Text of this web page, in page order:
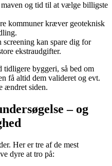
og tid til at vælge billigste
kommuner kræver geoteknisk
screening kan spare dig for
ekstraudgifter.
tidligere byggeri, så bed om
få altid dem valideret og evt.
ændret siden.
– og
Her er tre af de mest
dyre at tro på: